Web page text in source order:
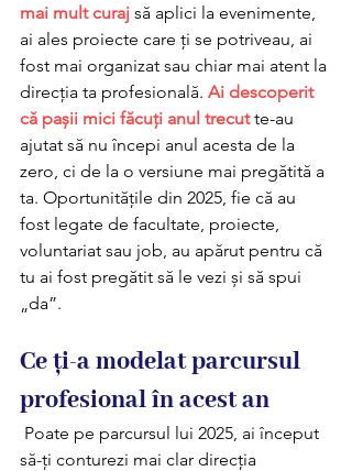
mai mult curaj să aplici la evenimente,
ai ales proiecte care ți se potriveau, ai
fost mai organizat sau chiar mai atent la
direcția ta profesională. Ai descoperit
că pașii mici făcuți anul trecut te-au
ajutat să nu începi anul acesta de la
zero, ci de la o versiune mai pregătită a
ta. Oportunitățile din 2025, fie că au
fost legate de facultate, proiecte,
voluntariat sau job, au apărut pentru că
tu ai fost pregătit să le vezi și să spui
„da”.
Ce ți-a modelat parcursul
profesional în acest an
să-ți conturezi mai clar direcția